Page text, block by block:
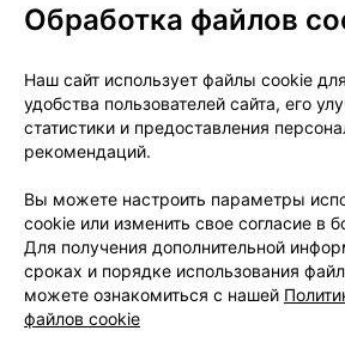
Пожилые пациенты
для взрослых, но при
объемов жидкости и дозы
соблюдать осторожность у
Пациенты с пониженным
(например, в раннем
посттравматическом периоде,
органной недостаточности)
Обработка файлов
Наш сайт использует файлы cookie
удобства пользователей сайта, его
статистики и предоставления
рекомендаций.
Вы можете настроить параметры
cookie или изменить свое согласие в
Для получения дополнительной
сроках и порядке использования
можете ознакомиться с нашей
файлов cookie